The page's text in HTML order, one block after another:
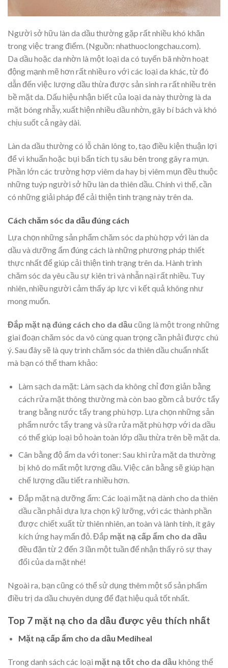
Người sở hữu làn da dầu thường gặp rất nhiều khó khăn
trong việc trang điểm. (Nguồn: nhathuoclongchau.com).
Da dầu hoặc da nhờn là một loại da có tuyến bã nhờn hoạt
động mạnh mẽ hơn rất nhiều ro với các loại da khác, từ đó
dẫn đến việc lượng dầu thừa được sản sinh ra rất nhiều trên
bề mặt da. Dấu hiệu nhận biết của loại da này thường là da
mặt bóng nhẫy, xuất hiện nhiều dầu nhờn, gây bí bách và khó
chịu suốt cả ngày dài.
Làn da dầu thường có lỗ chân lông to, tạo điều kiện thuận lợi
để vi khuẩn hoặc bụi bẩn tích tụ sâu bên trong gây ra mụn.
Phần lớn các trường hợp viêm da hay bị viêm mụn đều thuộc
những tuýp người sở hữu làn da thiên dầu. Chính vì thế, cần
có những giải pháp để cải thiện tình trạng này trên da.
Cách chăm sóc da dầu đúng cách
Lựa chọn những sản phẩm chăm sóc da phù hợp với làn da
dầu và dưỡng ẩm đúng cách là những phương pháp thiết
thực nhất để giúp cải thiện tình trạng trên da. Hành trình
chăm sóc da yêu cầu sự kiên trì và nhẫn nại rất nhiều. Tuy
nhiên, nhiều người cảm thấy áp lực vì kết quả không như
mong muốn.
Đắp mặt nạ đúng cách cho da dầu cũng là một trong những
giai đoạn chăm sóc da vô cùng quan trọng cần phải được chú
ý. Sau đây sẽ là quy trình chăm sóc da thiên dầu chuẩn nhất
mà bạn có thể tham khảo:
Làm sạch da mặt: Làm sạch da không chỉ đơn giản bằng
cách rửa mặt thông thường mà còn bao gồm cả bước tẩy
trang bằngnước tẩy trangphù hợp. Lựa chọn những sản
phẩm nước tẩy trang và sữa rửa mặt phù hợp với da dầu
có thể giúp loại bỏ hoàn toàn lớp dầu thừa trên bề mặt da.
Cân bằng độ ẩm da với toner: Sau khi rửa mặt da thường
bị khô do mất một lượng dầu. Việc cân bằng sẽ giúp hạn
chế lượng dầu tiết ra nhiều hơn.
Đắp mặt nạ dưỡng ẩm: Các loại mặt nạ dành cho da thiên
dầu cần phải dựa lựa chọn kỹ lưỡng, với các thành phần
được chiết xuất từ thiên nhiên, an toàn và lành tính, ít gây
kích ứng hay mẩn đỏ. Đắp mặt nạ cấp ẩm cho da dầu
đều đặn từ 2 đến 3 lần một tuần để nhận thấy rõ sự thay
đổi của da mặt nhé!
Ngoài ra, bạn cũng có thể sử dụng thêm một số sản phẩm
điều trị da dầu chuyên dụng để đạt hiệu quả tốt nhất.
Top 7 mặt nạ cho da dầu được yêu thích nhất
Mặt nạ cấp ẩm cho da dầu Mediheal
Trong danh sách các loại mặt nạ tốt cho da dầu không thể